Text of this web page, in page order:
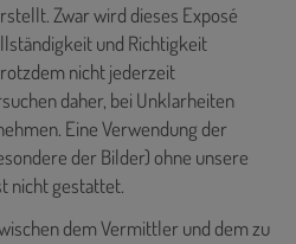
Zwar wird dieses Exposé
und Richtigkeit
nicht jederzeit
daher, bei Unklarheiten
Eine Verwendung der
der Bilder) ohne unsere
nicht gestattet.
dem Vermittler und dem zu